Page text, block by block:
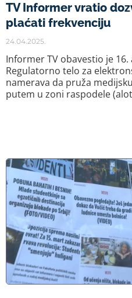
TV Informer vratio
plaćati frekvenciju
24.04.2025.
Informer TV obavestio je
Regulatorno telo za
namerava da pruža
putem u zoni raspodele